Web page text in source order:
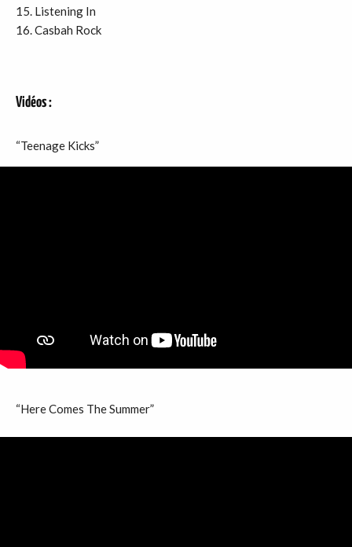
15. Listening In
16. Casbah Rock
Vidéos :
“Teenage Kicks”
“Here Comes The Summer”